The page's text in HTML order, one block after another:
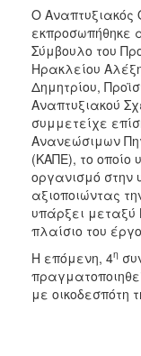
Ο Αναπτυξιακός
εκπροσωπήθηκε
Σύμβουλο του
Ηρακλείου
Δημητρίου,
Αναπτυξιακού
συμμετείχε
Ανανεώσιμων
(ΚΑΠΕ), το οποίο
οργανισμό στην
αξιοποιώντας
υπάρξει μεταξύ
πλαίσιο του
Η επόμενη, 4η
με οικοδεσπότη